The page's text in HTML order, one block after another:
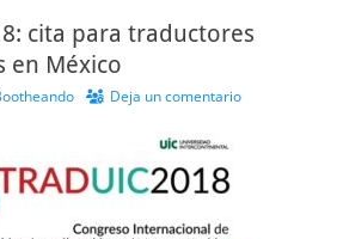
cita para traductores
en México
Deja un comentario